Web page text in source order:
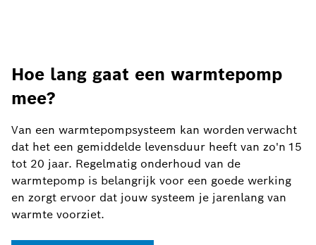
Hoe lang gaat een warmtepomp
mee?
Van een warmtepompsysteem kan worden verwacht
dat het een gemiddelde levensduur heeft van zo'n 15
tot 20 jaar. Regelmatig onderhoud van de
warmtepomp is belangrijk voor een goede werking
en zorgt ervoor dat jouw systeem je jarenlang van
warmte voorziet.